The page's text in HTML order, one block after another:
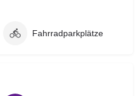
Fahrradparkplätze